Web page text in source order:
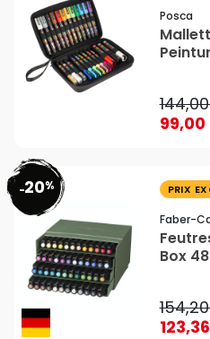
Posca
-20% PRIX
Faber-
Box